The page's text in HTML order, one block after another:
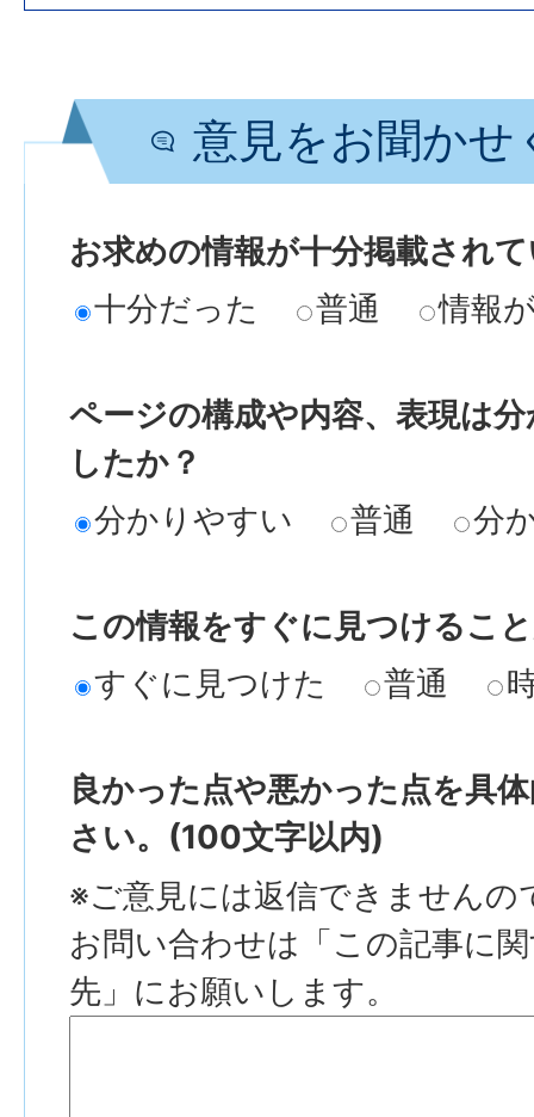
意見をお聞かせ
お求めの情報が十分掲載され
十分だった
普通 情報
ページの構成や内容、表現は
したか？
分かりやすい
普通 分
この情報をすぐに見つけるこ
すぐに見つけた
普通
良かった点や悪かった点を具
さい。(100文字以内)
※ご意見には返信できませんの
お問い合わせは「この記事に
先」にお願いします。